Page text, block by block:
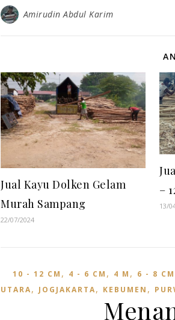
Amirudin Abdul Karim
Jual Kayu Dolken Gelam
Murah Sampang
22/07/2024
–
13/
10 - 12 CM , 4 - 6 CM , 4 M , 6 - 8 CM
UTARA, JOGJAKARTA, KEBUMEN ,